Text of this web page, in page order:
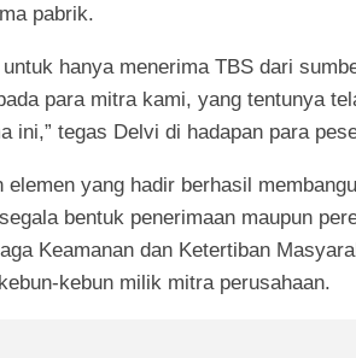
pabrik.
hanya menerima TBS dari
para mitra kami, yang tentunya
ini,” tegas Delvi di hadapan para
yang hadir berhasil
bentuk penerimaan maupun
Keamanan dan Ketertiban
kebun milik mitra perusahaan.